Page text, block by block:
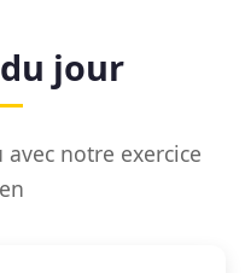
jour
notre exercice